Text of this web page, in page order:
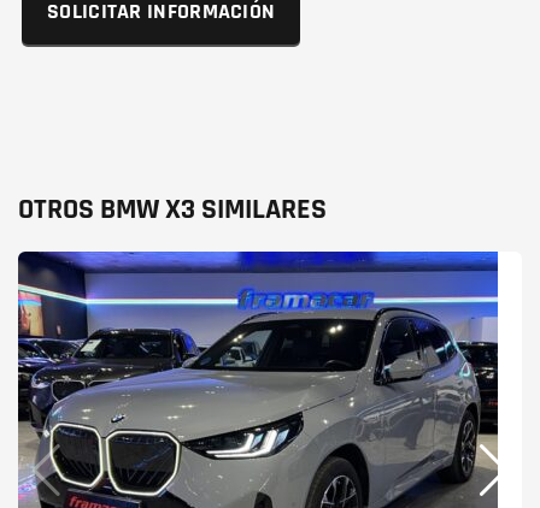
OTROS BMW X3 SIMILARES